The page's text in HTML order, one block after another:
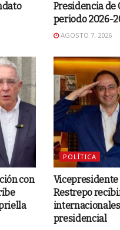
Presidencia de
periodo 2026-
AGOSTO 7, 2026
con
POLÍTICA
Vicepresidente
Restrepo
presidencial